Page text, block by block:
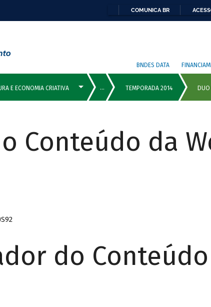
COMUNICA BR
BNDES DATA
Conteúdo da
do